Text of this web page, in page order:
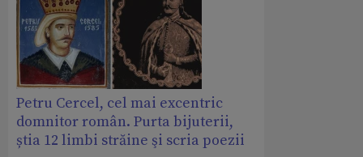
Petru Cercel, cel mai excentric
domnitor român. Purta bijuterii,
știa 12 limbi străine şi scria poezii